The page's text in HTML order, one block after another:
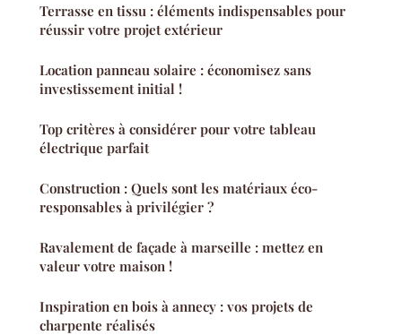
Terrasse en tissu : éléments indispensables pour
réussir votre projet extérieur
Location panneau solaire : économisez sans
investissement initial !
Top critères à considérer pour votre tableau
électrique parfait
Construction : Quels sont les matériaux éco-
responsables à privilégier ?
Ravalement de façade à marseille : mettez en
valeur votre maison !
Inspiration en bois à annecy : vos projets de
charpente réalisés